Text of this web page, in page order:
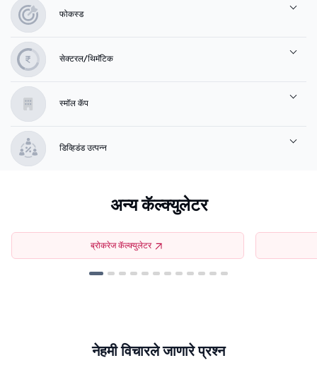
फोकस्ड
सेक्टरल/थिमॅटिक
स्मॉल कॅप
डिव्हिडंड उत्पन्न
अन्य कॅल्क्युलेटर
ब्रोकरेज कॅल्क्युलेटर
नेहमी विचारले जाणारे प्रश्न